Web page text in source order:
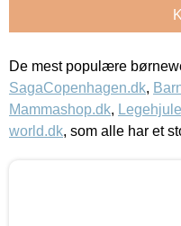
De mest populære
SagaCopenhagen.dk,
Mammashop.dk,
world.dk, som alle har et